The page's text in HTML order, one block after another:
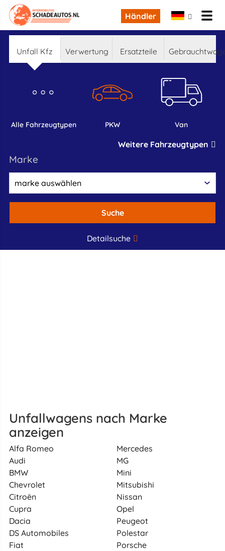
Händler
Unfall Kfz Verwertung Ersatzteile
alle Fahrzeugtypen PKW Van
Weitere Fahrzeugtypen
marke
Suche
Detailsuche
Unfallwagens nach Marke
anzeigen
Alfa Romeo
Audi
BMW
Chevrolet
Citroën
Cupra
Dacia
DS Automobiles
Fiat
Mercedes
MG
Mini
Mitsubishi
Nissan
Opel
Peugeot
Polestar
Porsche